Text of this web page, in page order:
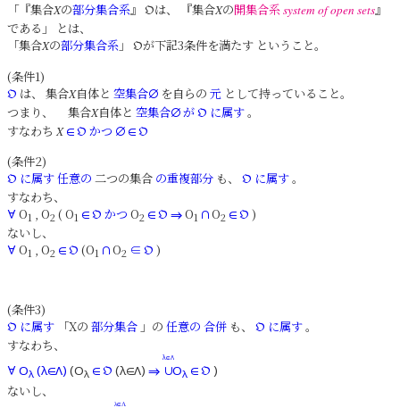
「『集合Xの部分集合系』 𝔒 は、 『集合Xの開集合系system of open sets』
である」 とは、
「集合Xの部分集合系 」 𝔒
が下記3条件を満たす ということ。
(条件1)
𝔒 は、 集合X自体と 空集合∅ を自らの 元 として持っていること。
つまり、 集合X自体と 空集合∅が𝔒 に属す。
すなわち X ∈𝔒 かつ ∅ ∈𝔒
(条件2)
𝔒 に属す任意の 二つの集合 の重複部分 も、 𝔒 に属す。
すなわち、
∀O1 , O2 ( O1 ∈𝔒 かつ O2 ∈𝔒 ⇒O1 ∩O2 ∈𝔒 )
ないし、
∀O1 , O2 ∈𝔒 (O1 ∩O2 ∈ 𝔒 )
(条件3)
𝔒 に属す 「Xの 部分集合 」の 任意の 合併 も、 𝔒 に属す。
すなわち、
∀Oλ(λ∈Λ) (Oλ ∈𝔒 (λ∈Λ) ⇒ ∪
λ∈Λ
Oλ ∈𝔒 )
ないし、
λ∈ Λ